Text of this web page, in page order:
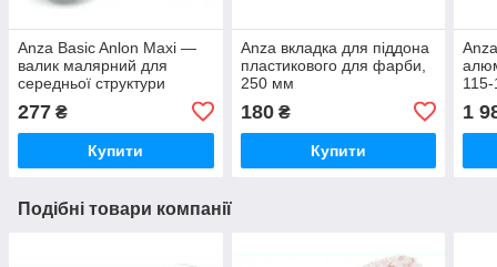
Anza Basic Anlon Maxi —
валик малярний для
середньої структури
277 ₴
Купити
Anza вкладка для піддона
пластикового для фарби,
250 мм
180₴
Купити
1
Подібні товари компанії